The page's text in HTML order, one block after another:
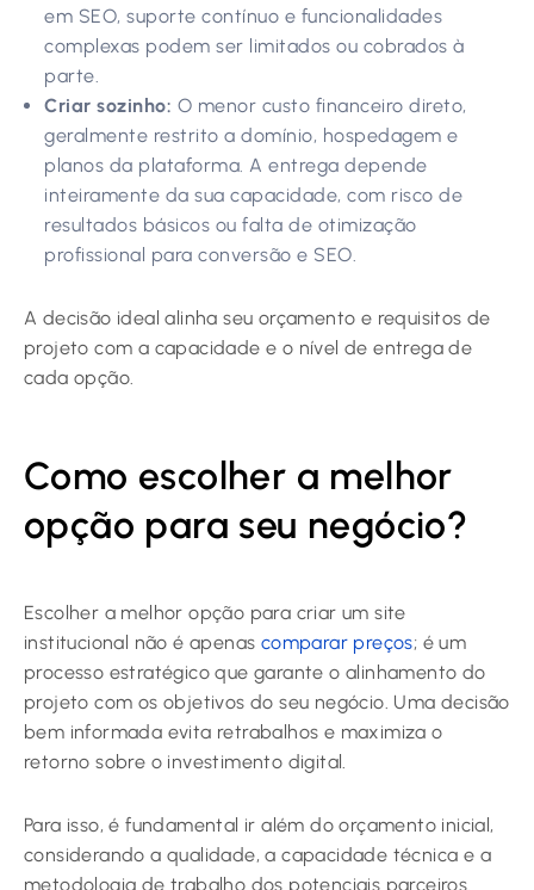
em SEO, suporte contínuo e funcionalidades
complexas podem ser limitados ou cobrados à
parte.
Criar sozinho: O menor custo financeiro direto,
geralmente restrito a domínio, hospedagem e
planos da plataforma. A entrega depende
inteiramente da sua capacidade, com risco de
resultados básicos ou falta de otimização
profissional para conversão e SEO.
A decisão ideal alinha seu orçamento e requisitos de
projeto com a capacidade e o nível de entrega de
cada opção.
Como escolher a melhor
opção para seu negócio?
Escolher a melhor opção para criar um site
institucional não é apenas comparar preços; é um
processo estratégico que garante o alinhamento do
projeto com os objetivos do seu negócio. Uma decisão
bem informada evita retrabalhos e maximiza o
retorno sobre o investimento digital.
Para isso, é fundamental ir além do orçamento inicial,
considerando a qualidade, a capacidade técnica e a
metodologia de trabalho dos potenciais parceiros.